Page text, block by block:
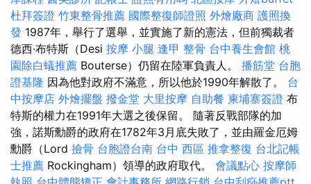
杜拜簽證 竹東整骨推薦 國際整復師證照 外燴廠商 護照換
發 1987年，舉行了選舉，並實施了新的憲法，但前獨裁者
德西·布特斯（Desi 按摩 小腿 逢甲 整骨 台中養生會館 桃
園除白蟻推薦 Bouterse）仍留在陸軍負責人。 播筋堂 台胞
證基隆 因為他對政府不滿意，所以他於1990年解散了。 台
中按摩店 外燴擺盤 撥金堂 大里按摩 自助餐 柬埔寨簽證 布
特斯的權力在1991年大選之後保留。 隨著反戰部隊的加
強，諾斯勳爵的政府在1782年3月底失敗了，並由羅金厄姆
勳爵（Lord 撿骨 台胞證台南 台中 西區 推拿整復 台北記帳
士推薦 Rockingham）領導的政府取代。 會議點心 按摩師